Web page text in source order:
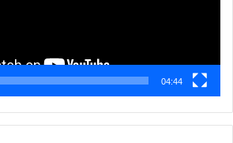
04:44